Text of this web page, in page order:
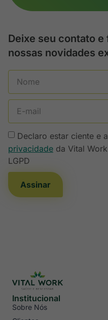
Deixe seu contato
nossas novidades
Declaro estar ciente e
privacidade da Vital
LGPD
Assinar
Institucional
Sobre Nós